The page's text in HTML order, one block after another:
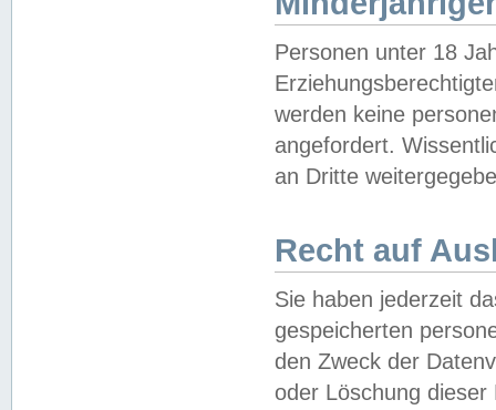
Personen unter 18
werden keine
angefordert.
an Dritte
Recht auf
Sie haben jederzeit
gespeicherten
den Zweck der
oder Löschung